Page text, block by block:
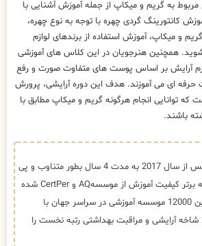
به گریم و میکاپ از جمله آموزش آشنایی با
کانتورینگ گردی چهره با توجه به نوع چهره،
و میکاپ، آموزش استفاده از برندهای لوازم
همچنین هنرجویان در این کلاس های آموزشی
آرایش بر اساس پوست های متفاوت صورت و رفع
حرفه ای می آموزند. هدف این دوره آرایشی، پرورش
که توانایی انجام هرگونه گریم و میکاپ مطابق با
باشند.
موسسه آموزش عالی عریس از سال 2017 به مدت 4 سال بطور متناوب و پی
در پی موفق به کسب رتبه برتر کیفیت آموزش از موسسهAQ و CertPer شده
است ، این مجموعه در بین 12000 موسسه آموزشی در سراسر جهان با
دریافت نماد مانورا در 23 شاخه آرایشی و مراقبت بهداشتی رتبه نخست را